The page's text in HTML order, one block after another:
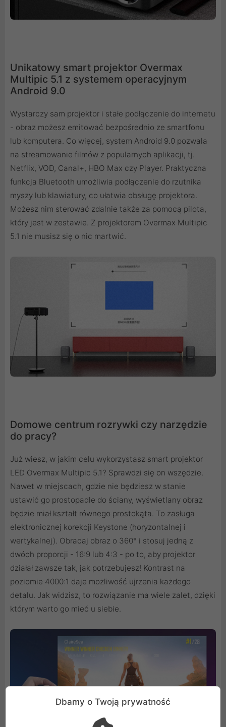
Unikatowy smart projektor Overmax
Multipic 5.1 z systemem operacyjnym
Android 9.0
Wystarczy sam projektor i stałe podłączenie do internetu
- obraz możesz emitować bezpośrednio ze smartfonu
lub komputera. Co więcej, system Android 9.0 pozwala
na streamowanie filmów z popularnych aplikacji, tj.
Netflix, VOD, Canal+, HBO Max czy Player. Praktyczna
funkcja Bluetooth umożliwia podłączenie do rzutnika
myszy lub klawiatury, co ułatwia obsługę projektora.
Możesz nim sterować zdalnie także za pomocą pilota,
który jest w zestawie. Z projektorem Overmax Multipic
5.1 nie musisz się o nic martwić.
Domowe centrum rozrywki czy narzędzie
do pracy?
Już wiesz, w jakim celu wykorzystasz smart projektor
LED Overmax Multipic 5.1? Sprawdzi się on wszędzie.
Nawet w miejscach, gdzie nie będziesz w stanie
ustawić go prostopadle do ściany, wyświetlany obraz
będzie miał kształt równego prostokąta. To zasługa
elektronicznej korekcji Keystone (horyzontalnej i
wertykalnej). Obracaj obraz o 360° i stosuj jedną z
dwóch proporcji - 16:9 lub 4:3 - po to, aby projektor
działał zawsze tak, jak potrzebujesz! Kontrast na
poziomie 4000:1 daje możliwość ujrzenia każdego
detalu. Jak widzisz, to rozwiązanie ma wiele zalet, dzięki
którym warto go mieć u siebie.
Dbamy o Twoją prywatność